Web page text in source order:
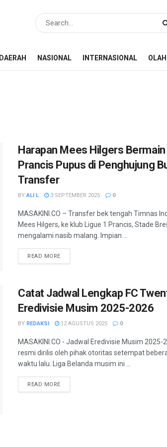
DAERAH NASIONAL INTERNASIONAL
Harapan Mees Hilgers Bermain
Prancis Pupus di Penghujung
Transfer
BY ALI L 3 SEPTEMBER 2025 0
MASAKINI.CO – Transfer bek tengah Timnas
Mees Hilgers, ke klub Ligue 1 Prancis, Stade
mengalami nasib malang. Impian ...
READ MORE
Catat Jadwal Lengkap FC
Eredivisie Musim 2025-2026
BY REDAKSI 12 AGUSTUS 2025 0
MASAKINI.CO - Jadwal Eredivisie Musim 2025-
resmi dirilis oleh pihak otoritas setempat
waktu lalu. Liga Belanda musim ini ...
READ MORE